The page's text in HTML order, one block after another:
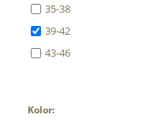
35-38
39-42
43-46
Kolor: